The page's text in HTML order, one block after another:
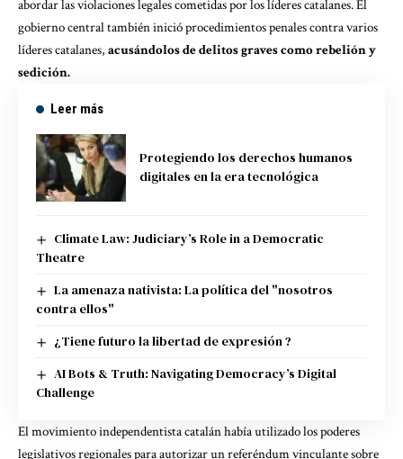
abordar las violaciones legales cometidas por los líderes catalanes. El
gobierno central también inició procedimientos penales contra varios
líderes catalanes, acusándolos de delitos graves como rebelión y
sedición.
Leer más
Protegiendo los derechos humanos
digitales en la era tecnológica
Climate Law: Judiciary’s Role in a Democratic
Theatre
La amenaza nativista: La política del "nosotros
contra ellos"
¿Tiene futuro la libertad de expresión ?
AI Bots & Truth: Navigating Democracy’s Digital
Challenge
El movimiento independentista catalán había utilizado los poderes
legislativos regionales para autorizar un referéndum vinculante sobre